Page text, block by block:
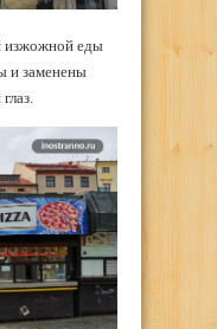
изжожной еды
и заменены